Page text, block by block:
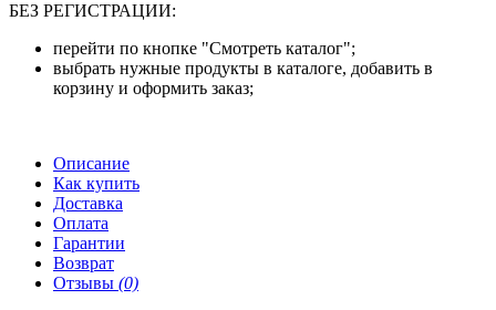
БЕЗ РЕГИСТРАЦИИ:
перейти по кнопке "Смотреть каталог";
выбрать нужные продукты в каталоге, добавить в
корзину и оформить заказ;
Описание
Как купить
Доставка
Оплата
Гарантии
Возврат
Отзывы (0)